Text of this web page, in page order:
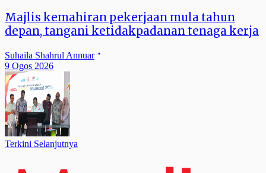
Majlis kemahiran pekerjaan mula tahun
depan, tangani ketidakpadanan tenaga kerja
Suhaila Shahrul Annuar
9 Ogos 2026
Terkini Selanjutnya